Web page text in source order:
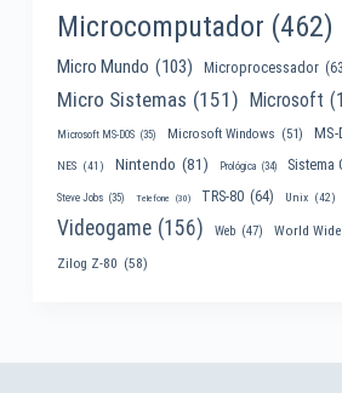
Microcomputador (462)
Micro Mundo (103) Microprocessador
Micro Sistemas (151) Microsoft
Microsoft MS-DOS (35) Microsoft Windows (51) MS-
NES (41) Nintendo (81) Prológica (34) Sistema
Steve Jobs (35) Telefone (30) TRS-80 (64) Unix (42)
Videogame (156) Web (47) World
Zilog Z-80 (58)